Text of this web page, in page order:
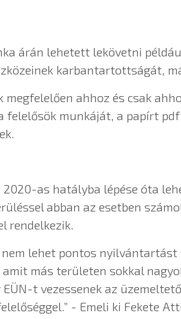
árán lehetett lekövetni
karbantartottságát,
ahhoz és csak
felelősök munkáját, a papírt
as hatályba lépése óta
abban az esetben
rendelkezik.
nem lehet pontos
más területen sokkal
t vezessenek az
- Emeli ki Fekete